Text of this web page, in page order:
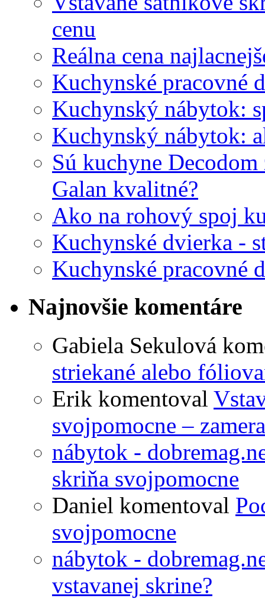
cenu
Reálna cena
Kuchynské pracovné
Kuchynský nábytok:
Kuchynský nábytok:
Sú kuchyne
Galan kvalitné?
Ako na rohový spoj
Kuchynské dvierka -
Kuchynské pracovné
Najnovšie komentáre
Gabiela Sekulová
striekané alebo
Erik komentoval
svojpomocne –
nábytok -
skriňa svojpomocne
Daniel komentoval
svojpomocne
nábytok -
vstavanej skrine?